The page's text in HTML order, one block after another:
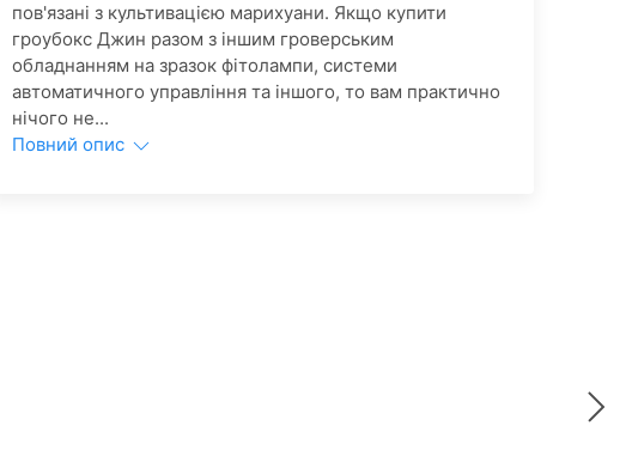
пов'язані з культивацією марихуани. Якщо купити
гроубокс Джин разом з іншим гроверським
обладнанням на зразок фітолампи, системи
автоматичного управління та іншого, то вам практично
нічого не...
Повний опис